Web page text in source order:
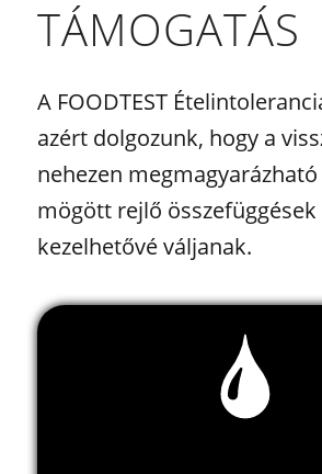
TÁMOGATÁS
A FOODTEST
azért dolgozunk, hogy a
nehezen
mögött rejlő
kezelhetővé váljanak.